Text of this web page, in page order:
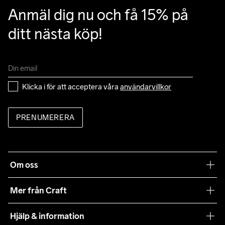
Anmäl dig nu och få 15% på
ditt nästa köp!
Klicka i för att acceptera våra användarvillkor
PRENUMERERA
Om oss
Mer från Craft
Hjälp & information